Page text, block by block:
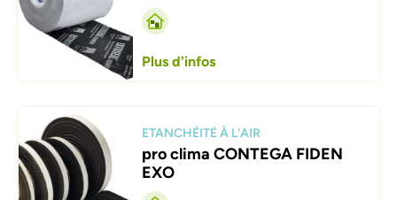
Plus d'infos
Afbeelding
ETANCHÉITÉ À L'AIR
pro clima CONTEGA FIDEN
EXO